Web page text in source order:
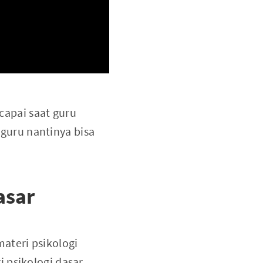
saat guru
nantinya bisa
psikologi